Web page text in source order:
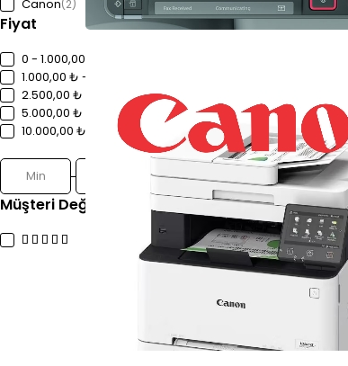
Canon(2)
Fiyat
0 - 1.000,00 ₺
1.000,00 ₺ - 2.500,00 ₺
2.500,00 ₺ - 5.000,00 ₺
5.000,00 ₺ - 10.000,00 ₺
10.000,00 ₺+
Süz
Müşteri Değerlendirmeleri